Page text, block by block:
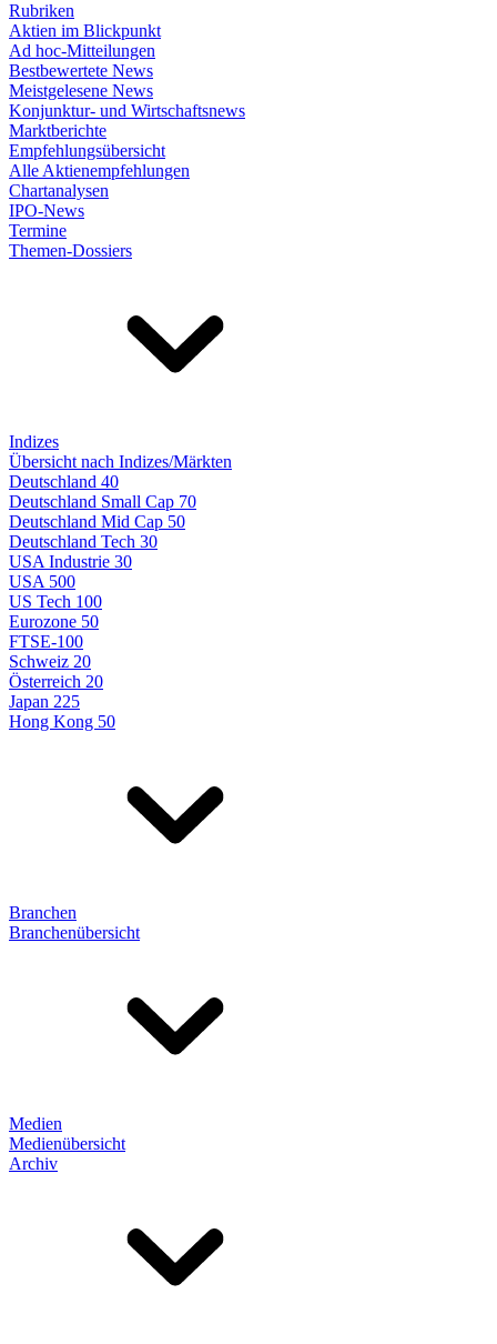
Rubriken
Aktien im Blickpunkt
Ad hoc-Mitteilungen
Bestbewertete News
Meistgelesene News
Konjunktur- und Wirtschaftsnews
Marktberichte
Empfehlungsübersicht
Alle Aktienempfehlungen
Chartanalysen
IPO-News
Termine
Themen-Dossiers
Indizes
Übersicht nach Indizes/Märkten
Deutschland 40
Deutschland Small Cap 70
Deutschland Mid Cap 50
Deutschland Tech 30
USA Industrie 30
USA 500
US Tech 100
Eurozone 50
FTSE-100
Schweiz 20
Österreich 20
Japan 225
Hong Kong 50
Branchen
Branchenübersicht
Medien
Medienübersicht
Archiv